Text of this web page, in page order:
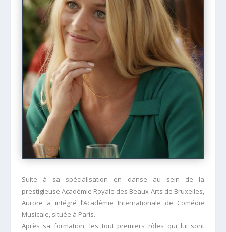
Suite à sa spécialisation en danse au sein de la
prestigieuse Académie Royale des Beaux-Arts de Bruxelles,
Aurore a intégré l’Académie Internationale de Comédie
Musicale, située à Paris.
Après sa formation, les tout premiers rôles qui lui sont